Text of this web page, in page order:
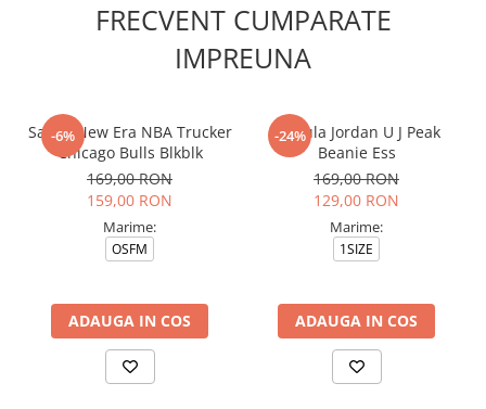
FRECVENT CUMPARATE
IMPREUNA
-6%
Sapca New Era NBA Trucker
Chicago Bulls Blkblk
169,00 RON
159,00 RON
Marime:
OSFM
ADAUGA IN COS
-24%
Caciula Jordan U J Peak
Beanie Ess
169,00 RON
129,00 RON
Marime:
1SIZE
ADAUGA IN COS